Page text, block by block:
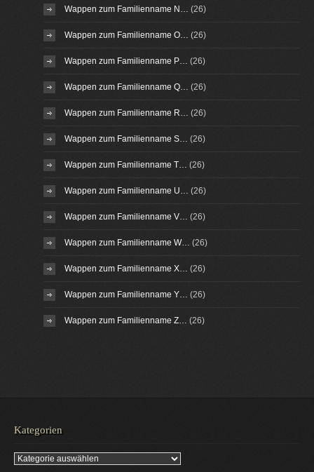
Wappen zum Familienname N… (26)
Wappen zum Familienname O… (26)
Wappen zum Familienname P… (26)
Wappen zum Familienname Q… (26)
Wappen zum Familienname R… (26)
Wappen zum Familienname S… (26)
Wappen zum Familienname T… (26)
Wappen zum Familienname U… (26)
Wappen zum Familienname V… (26)
Wappen zum Familienname W… (26)
Wappen zum Familienname X… (26)
Wappen zum Familienname Y… (26)
Wappen zum Familienname Z… (26)
Kategorien
Kategorien